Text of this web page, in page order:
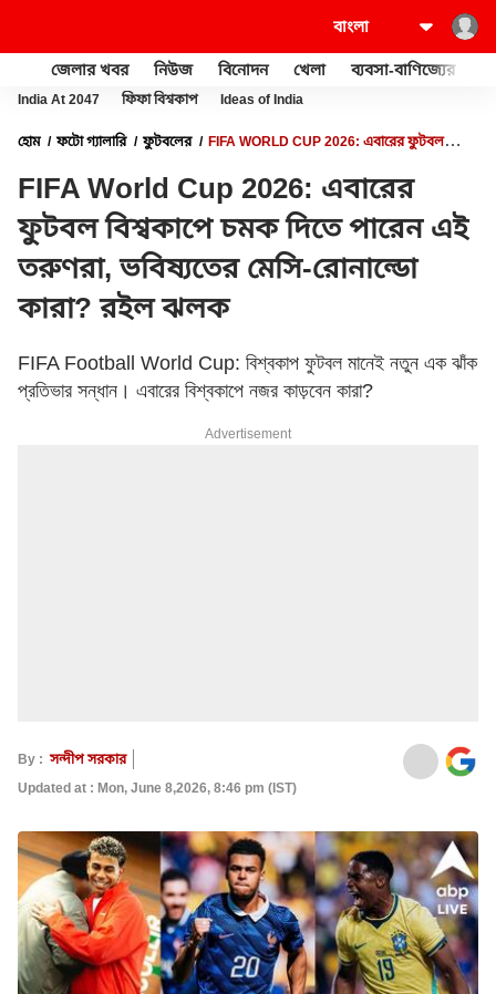
জেলার খবর নিউজ বিনোদন খেলা ব্যবসা-বাণিজ্যের
India At 2047 ফিফা বিশ্বকাপ Ideas of India
হোম ফটো গ্যালারি ফুটবলের
FIFA WORLD CUP 2026: এবারের ফুটবল
FIFA World Cup 2026: এবারের
ফুটবল বিশ্বকাপে চমক দিতে পারেন এই
তরুণরা, ভবিষ্যতের মেসি-রোনাল্ডো
কারা? রইল ঝলক
FIFA Football World Cup: বিশ্বকাপ ফুটবল মানেই নতুন এক ঝাঁক
প্রতিভার সন্ধান। এবারের বিশ্বকাপে নজর কাড়বেন কারা?
Advertisement
By :সন্দীপ সরকার
Updated at : Mon, June 8,2026, 8:46 pm (IST)